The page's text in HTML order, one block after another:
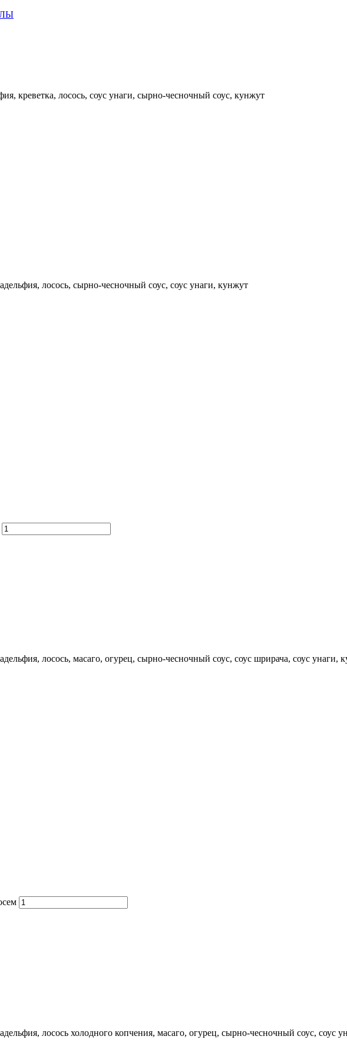
креветка, лосось, соус унаги, сырно-чесночный соус, кунжут
лосось, сырно-чесночный соус, соус унаги, кунжут
лосось, масаго, огурец, сырно-чесночный соус, соус шрирача, соус унаги,
лосось холодного копчения, масаго, огурец, сырно-чесночный соус, соус